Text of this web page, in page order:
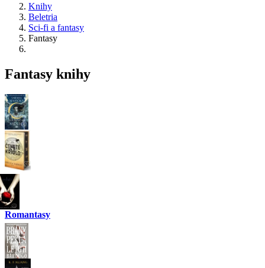
Knihy
Beletria
Sci-fi a fantasy
Fantasy
Fantasy knihy
Romantasy